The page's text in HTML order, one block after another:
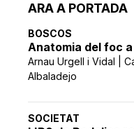
ARA A PORTADA
BOSCOS
Anatomia del foc
Arnau Urgell i Vidal |
Albaladejo
SOCIETAT